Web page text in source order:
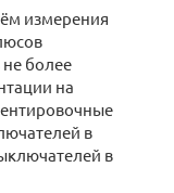
измерения
более
на
в
в